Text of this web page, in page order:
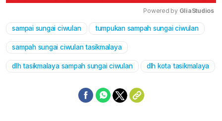
Mute
Powered by GliaStudios
sampai sungai ciwulan tumpukan sampah sungai ciwulan
sampah sungai ciwulan tasikmalaya
dlh tasikmalaya sampah sungai ciwulan dlh kota tasikmalaya